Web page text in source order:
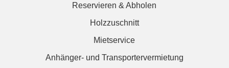
Reservieren & Abholen
Holzzuschnitt
Mietservice
Anhänger- und Transportervermietung